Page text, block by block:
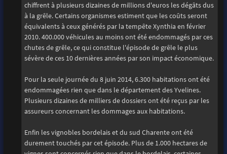
chiffrent à plusieurs dizaines de millions d'euros les dégâts dus
à la grêle. Certains organismes estiment que les coûts seront
équivalents à ceux générés par la tempête Xynthia en février
2010. 400.000 véhicules au moins ont été endommagés par ces
chutes de grêle, ce qui constitue l'épisode de grêle le plus
sévère de ces 10 dernières années par son impact économique.
Pour la seule journée du 8 juin 2014, 6.300 habitations ont été
endommagées rien que dans le département des Yvelines.
Plusieurs dizaines de milliers de dossiers ont été reçus par les
assureurs concernant les dommages aux habitations.
Enfin les vignobles bordelais et du sud Charente ont été
durement touchés par cet épisode. Plus de 1.000 hectares de